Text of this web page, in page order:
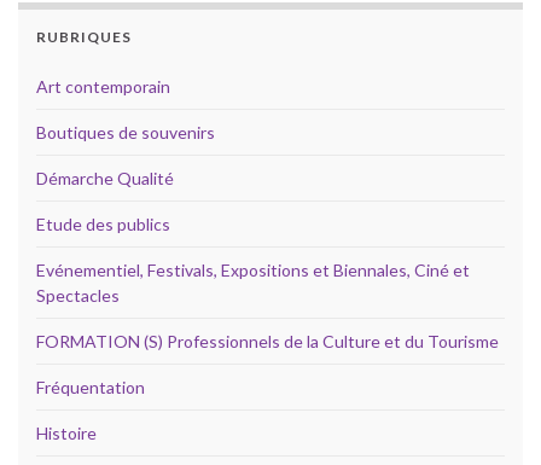
RUBRIQUES
Art contemporain
Boutiques de souvenirs
Démarche Qualité
Etude des publics
Evénementiel, Festivals, Expositions et Biennales, Ciné et
Spectacles
FORMATION (S) Professionnels de la Culture et du Tourisme
Fréquentation
Histoire